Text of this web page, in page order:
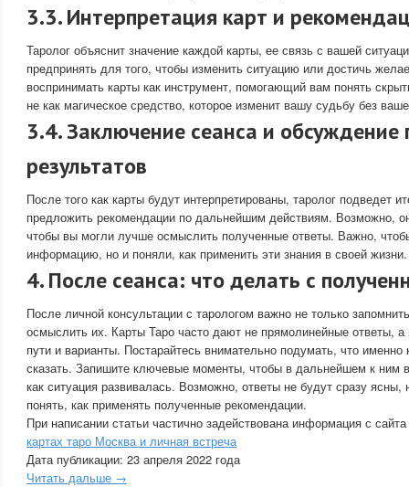
3.3. Интерпретация карт и
Таролог объяснит значение каждой карты, ее связь с вашей
предпринять для того, чтобы изменить ситуацию или достичь
воспринимать карты как инструмент, помогающий вам понять
не как магическое средство, которое изменит вашу судьбу без
3.4. Заключение сеанса и обсуждение
результатов
После того как карты будут интерпретированы, таролог подведет
предложить рекомендации по дальнейшим действиям. Возможно,
чтобы вы могли лучше осмыслить полученные ответы. Важно,
информацию, но и поняли, как применить эти знания в своей жизни.
4. После сеанса: что делать с
После личной консультации с тарологом важно не только
осмыслить их. Карты Таро часто дают не прямолинейные ответы,
пути и варианты. Постарайтесь внимательно подумать, что
сказать. Запишите ключевые моменты, чтобы в дальнейшем к ним
как ситуация развивалась. Возможно, ответы не будут сразу
понять, как применять полученные рекомендации.
При написании статьи частично задействована информация с
картах таро Москва и личная встреча
Дата публикации: 23 апреля 2022 года
Читать дальше →